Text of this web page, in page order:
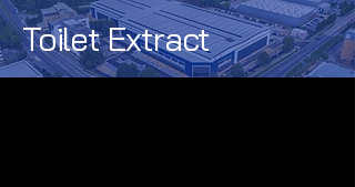
Toilet Extract